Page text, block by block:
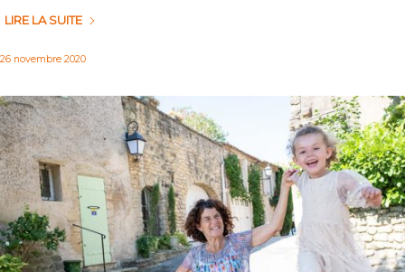
LIRE LA SUITE
26 novembre 2020